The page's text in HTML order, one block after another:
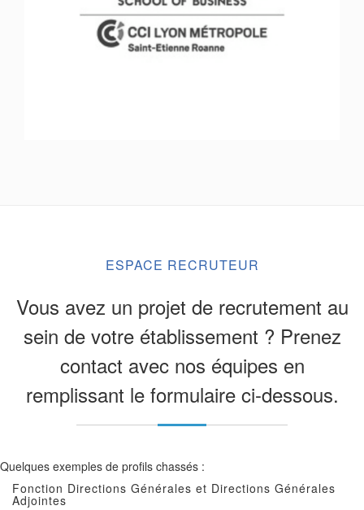
ESPACE RECRUTEUR
Vous avez un projet de recrutement au
sein de votre établissement ? Prenez
contact avec nos équipes en
remplissant le formulaire ci-dessous.
Quelques exemples de profils chassés :
Fonction Directions Générales et Directions Générales
Adjointes